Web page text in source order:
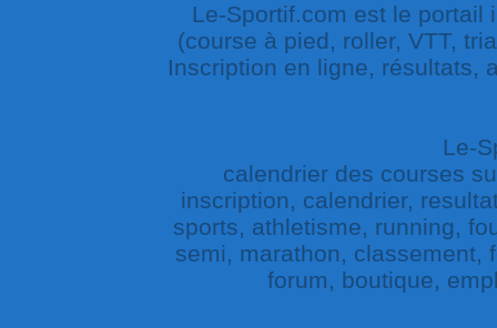
Le-Sportif.com est le portail
(course à pied, roller, VTT,
Inscription en ligne, résultats,
Le-
calendrier des courses
inscription, calendrier,
sports, athletisme, running,
semi, marathon, classement,
forum, boutique,